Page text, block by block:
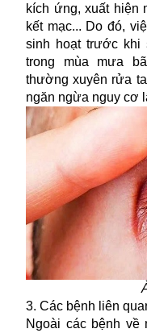
kích ứng, xuất hiện
kết mạc... Do đó,
sinh hoạt trước khi
trong mùa mưa
thường xuyên rửa
ngăn ngừa nguy cơ
3. Các bệnh liên
Ngoài các bệnh về